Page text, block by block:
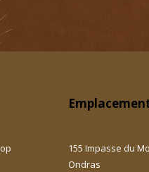
155 Impasse du
Ondras